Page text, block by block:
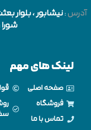
آدرس:نیشابور
لینک های مهم
صفحه اصلی
فروشگاه
تماس با ما